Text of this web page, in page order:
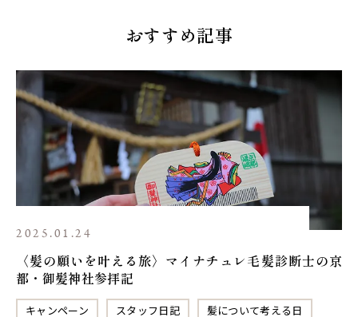
おすすめ記事
2025.01.24
〈髪の願いを叶える旅〉マイナチュレ毛髪診断士の京
都・御髪神社参拝記
キャンペーン スタッフ日記 髪について考える日